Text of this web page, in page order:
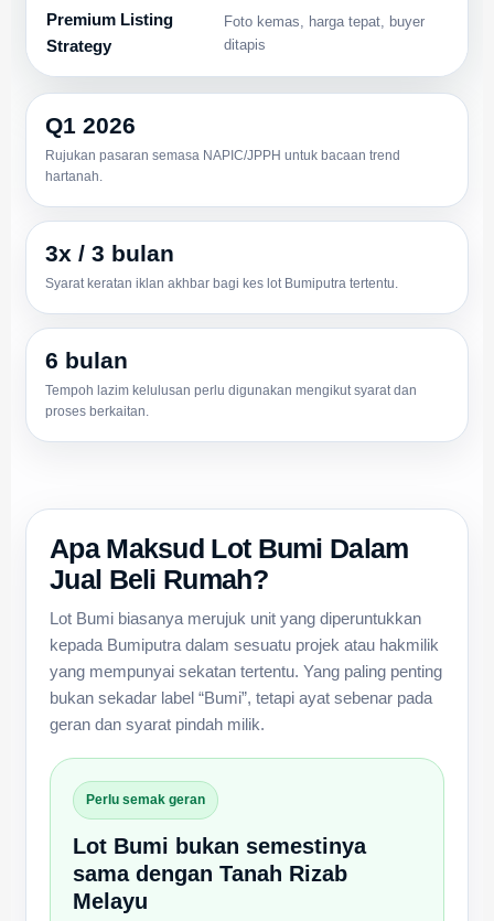
Premium Listing
Strategy
Foto kemas, harga tepat, buyer
ditapis
Q1 2026
Rujukan pasaran semasa NAPIC/JPPH untuk bacaan trend
hartanah.
3x / 3 bulan
Syarat keratan iklan akhbar bagi kes lot Bumiputra tertentu.
6 bulan
Tempoh lazim kelulusan perlu digunakan mengikut syarat dan
proses berkaitan.
Apa Maksud Lot Bumi Dalam
Jual Beli Rumah?
Lot Bumi biasanya merujuk unit yang diperuntukkan
kepada Bumiputra dalam sesuatu projek atau hakmilik
yang mempunyai sekatan tertentu. Yang paling penting
bukan sekadar label “Bumi”, tetapi ayat sebenar pada
geran dan syarat pindah milik.
Perlu semak geran
Lot Bumi bukan semestinya
sama dengan Tanah Rizab
Melayu